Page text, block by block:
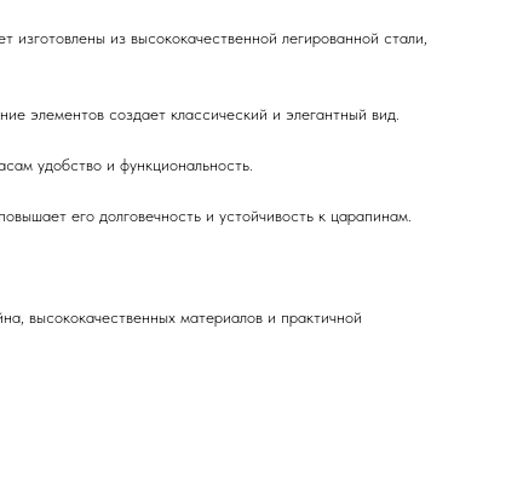
из высококачественной легированной стали,
элементов создает классический и элегантный вид.
удобство и функциональность.
его долговечность и устойчивость к царапинам.
высококачественных материалов и практичной